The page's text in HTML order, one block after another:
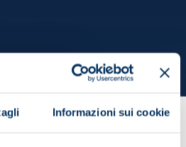
Informazioni sui cookie